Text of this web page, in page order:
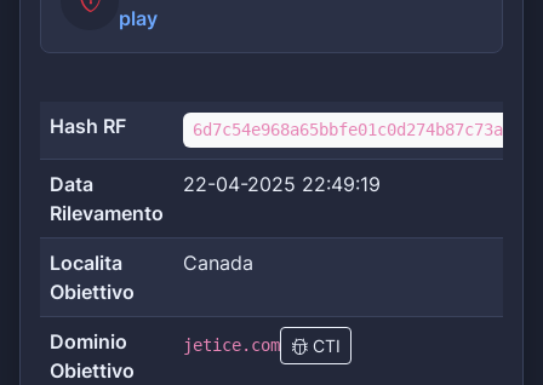
play
Hash RF
Data
Rilevamento
22-04-2025 22:49:19
Localita
Obiettivo
Canada
Dominio
Obiettivo
jetice.com CTI